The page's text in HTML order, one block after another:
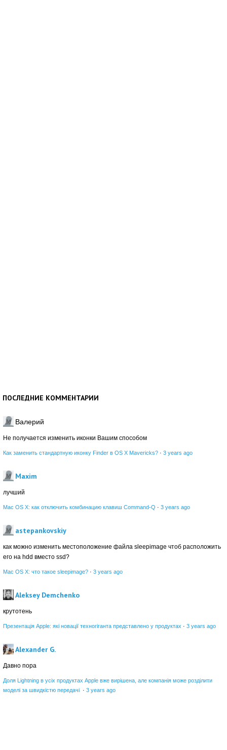
ПОСЛЕДНИЕ КОММЕНТАРИИ
Валерий
Не получается изменить иконки Вашим способом
Как заменить стандартную иконку Finder в OS X Mavericks? · 3 years ago
Maxim
лучший
Mac OS X: как отключить комбинацию клавиш Command-Q · 3 years ago
astepankovskiy
как можно изменить местоположение файла sleepimage чтоб расположить
его на hdd вместо ssd?
Mac OS X: что такое sleepimage? · 3 years ago
Aleksey Demchenko
крутотень
Презентація Apple: які новації техногіганта представлено у продуктах · 3 years ago
Alexander G.
Давно пора
Доля Lightning в усіх продуктах Apple вже вирішена, але компанія може розділити
моделі за швидкістю передачі · 3 years ago